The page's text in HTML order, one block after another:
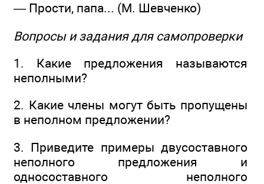
— Прости, папа... (М. Шевченко)
Вопросы и задания для самопроверки
1. Какие предложения называются
неполными?
2. Какие члены могут быть пропущены
в неполном предложении?
3. Приведите примеры двусоставного
неполного предложения и
односоставного неполного